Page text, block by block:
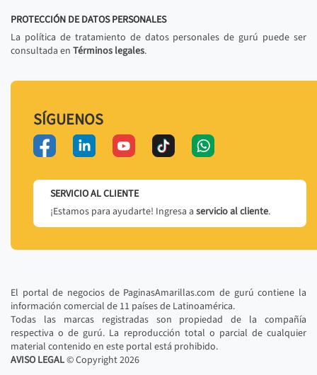
PROTECCIÓN DE DATOS PERSONALES
La política de tratamiento de datos personales de gurú puede ser
consultada en Términos legales.
SÍGUENOS
SERVICIO AL CLIENTE
¡Estamos para ayudarte! Ingresa a servicio al cliente.
El portal de negocios de PaginasAmarillas.com de gurú contiene la
información comercial de 11 países de Latinoamérica.
Todas las marcas registradas son propiedad de la compañía
respectiva o de gurú. La reproducción total o parcial de cualquier
material contenido en este portal está prohibido.
AVISO LEGAL© Copyright2026